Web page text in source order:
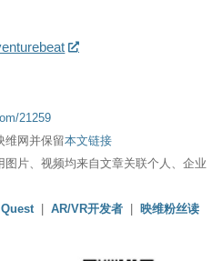
21259
维网并保留本文链接
图片、视频均来自文章关联个人、企业
AR/VR开发者
映维粉丝读